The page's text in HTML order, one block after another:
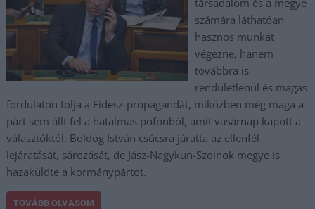
számára láthatóan
hasznos munkát
végezne, hanem
továbbra is
rendületlenül és magas
fordulaton tolja a Fidesz-propagandát, miközben még maga a
párt sem állt fel a hatalmas pofonból, amit vasárnap kapott a
választóktól. Boldog István csúcsra járatta az ellenfél
lejáratását, sározását, de Jász-Nagykun-Szolnok megye is
hazaküldte a kormánypártot.
TOVÁBB OLVASOM